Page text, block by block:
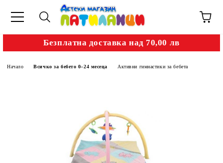
Безплатна доставка над 70,00 лв
Начало Всичко за бебето 0–24 месеца Активни гимнастики за бебета